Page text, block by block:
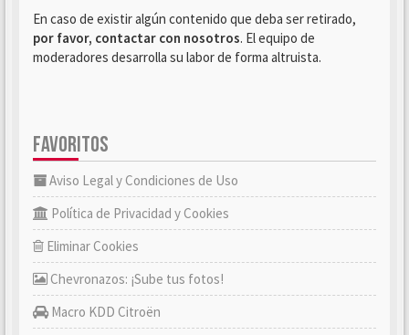
En caso de existir algún contenido que deba ser retirado,
por favor, contactar con nosotros. El equipo de
moderadores desarrolla su labor de forma altruista.
FAVORITOS
Aviso Legal y Condiciones de Uso
Política de Privacidad y Cookies
Eliminar Cookies
Chevronazos: ¡Sube tus fotos!
Macro KDD Citroën